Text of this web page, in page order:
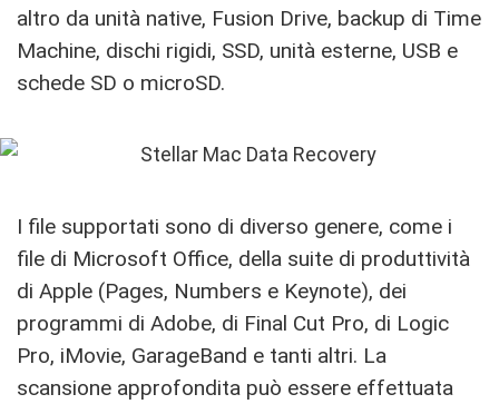
altro da unità native, Fusion Drive, backup di Time
Machine, dischi rigidi, SSD, unità esterne, USB e
schede SD o microSD.
I file supportati sono di diverso genere, come i
file di Microsoft Office, della suite di produttività
di Apple (Pages, Numbers e Keynote), dei
programmi di Adobe, di Final Cut Pro, di Logic
Pro, iMovie, GarageBand e tanti altri. La
scansione approfondita può essere effettuata